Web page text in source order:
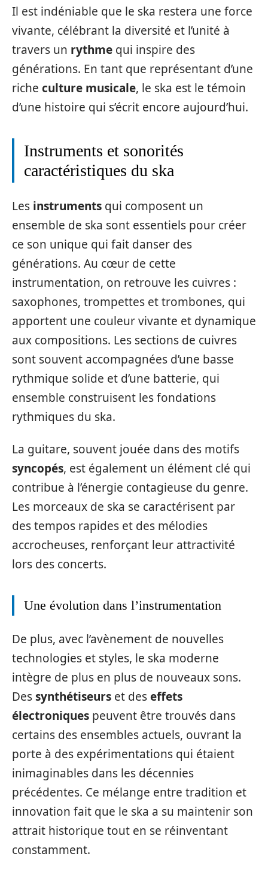
Il est indéniable que le ska restera une force
vivante, célébrant la diversité et l’unité à
travers un rythme qui inspire des
générations. En tant que représentant d’une
riche culture musicale, le ska est le témoin
d’une histoire qui s’écrit encore aujourd’hui.
Instruments et sonorités
caractéristiques du ska
Les instruments qui composent un
ensemble de ska sont essentiels pour créer
ce son unique qui fait danser des
générations. Au cœur de cette
instrumentation, on retrouve les cuivres :
saxophones, trompettes et trombones, qui
apportent une couleur vivante et dynamique
aux compositions. Les sections de cuivres
sont souvent accompagnées d’une basse
rythmique solide et d’une batterie, qui
ensemble construisent les fondations
rythmiques du ska.
La guitare, souvent jouée dans des motifs
syncopés, est également un élément clé qui
contribue à l’énergie contagieuse du genre.
Les morceaux de ska se caractérisent par
des tempos rapides et des mélodies
accrocheuses, renforçant leur attractivité
lors des concerts.
Une évolution dans l’instrumentation
De plus, avec l’avènement de nouvelles
technologies et styles, le ska moderne
intègre de plus en plus de nouveaux sons.
Dessynthétiseurs et deseffets
électroniques peuvent être trouvés dans
certains des ensembles actuels, ouvrant la
porte à des expérimentations qui étaient
inimaginables dans les décennies
précédentes. Ce mélange entre tradition et
innovation fait que le ska a su maintenir son
attrait historique tout en se réinventant
constamment.